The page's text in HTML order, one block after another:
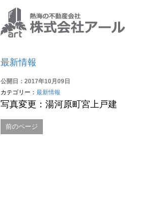
最新情報
公開日：2017年10月09日
カテゴリー： 最新情報
写真変更：湯河原町宮上戸建
前のページ